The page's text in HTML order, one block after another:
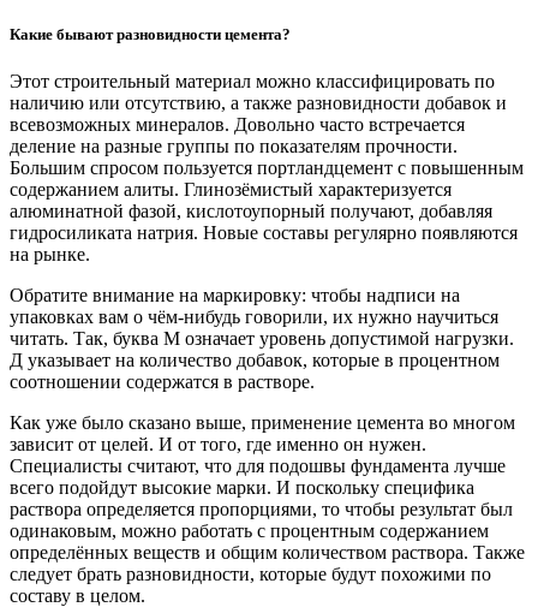
Какие бывают разновидности цемента?
Этот строительный материал можно классифицировать по
наличию или отсутствию, а также разновидности добавок и
всевозможных минералов. Довольно часто встречается
деление на разные группы по показателям прочности.
Большим спросом пользуется портландцемент с повышенным
содержанием алиты. Глинозёмистый характеризуется
алюминатной фазой, кислотоупорный получают, добавляя
гидросиликата натрия. Новые составы регулярно появляются
на рынке.
Обратите внимание на маркировку: чтобы надписи на
упаковках вам о чём-нибудь говорили, их нужно научиться
читать. Так, буква М означает уровень допустимой нагрузки.
Д указывает на количество добавок, которые в процентном
соотношении содержатся в растворе.
Как уже было сказано выше, применение цемента во многом
зависит от целей. И от того, где именно он нужен.
Специалисты считают, что для подошвы фундамента лучше
всего подойдут высокие марки. И поскольку специфика
раствора определяется пропорциями, то чтобы результат был
одинаковым, можно работать с процентным содержанием
определённых веществ и общим количеством раствора. Также
следует брать разновидности, которые будут похожими по
составу в целом.